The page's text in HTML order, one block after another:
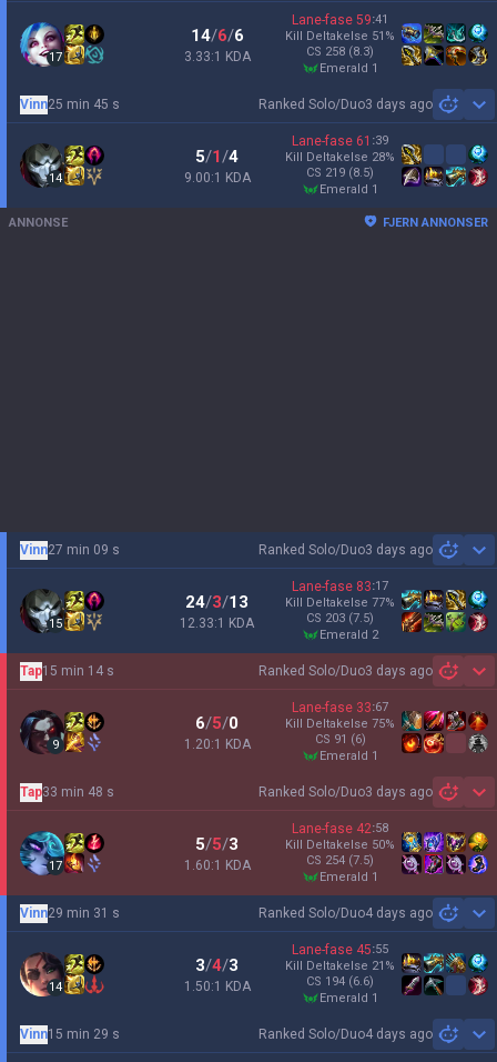
17
14/6/6
3.33:1 KDA
Lane-fase 59:41
Kill Deltakelse 51 %
CS 258 (8.3)
emerald 1
Ranked Solo/Duo3 days ago
Vinn25 min 45 s
14
5/1/4
9.00:1 KDA
Lane-fase 61 :39
Kill Deltakelse 28%
CS 219 (8.5)
emerald 1
ANNONSE FJERN ANNONSER
Ranked Solo/Duo3 days ago
Vinn27 min 09 s
15
24/3/13
12.33:1 KDA
Lane-fase 83:17
Kill Deltakelse 77%
CS 203 (7.5)
emerald 2
Ranked Solo/Duo3 days ago
Tap15 min 14 s
9
6/5/0
1.20:1 KDA
Lane-fase 33:67
Kill Deltakelse 75%
CS 91 (6)
emerald 1
Ranked Solo/Duo3 days ago
Tap33 min 48 s
17
5/5/3
1.60:1 KDA
Lane-fase 42:58
Kill Deltakelse 50%
CS 254 (7.5)
emerald 1
Ranked Solo/Duo4 days ago
Vinn29 min 31 s
14
3/4/3
1.50:1 KDA
Lane-fase 45:55
Kill Deltakelse 21 %
CS 194 (6.6)
emerald 1
Ranked Solo/Duo4 days ago
Vinn15 min 29 s